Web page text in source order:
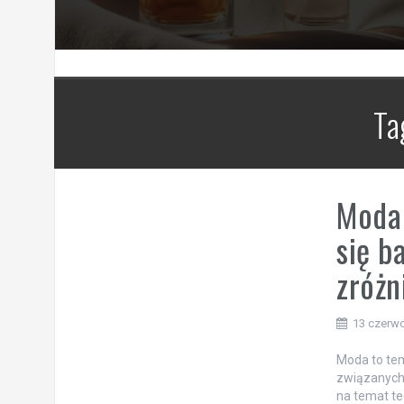
się
13
Moda to
na temat